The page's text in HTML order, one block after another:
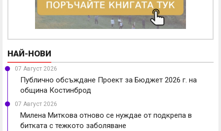
НАЙ-НОВИ
07 Август 2026
Публично обсъждане Проект за Бюджет 2026 г. на
община Костинброд
07 Август 2026
Милена Миткова отново се нуждае от подкрепа в
битката с тежкото заболяване